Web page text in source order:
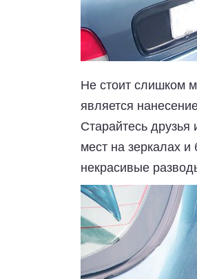
Не стоит слишком
является
Старайтесь
мест на зеркалах и
некрасивые